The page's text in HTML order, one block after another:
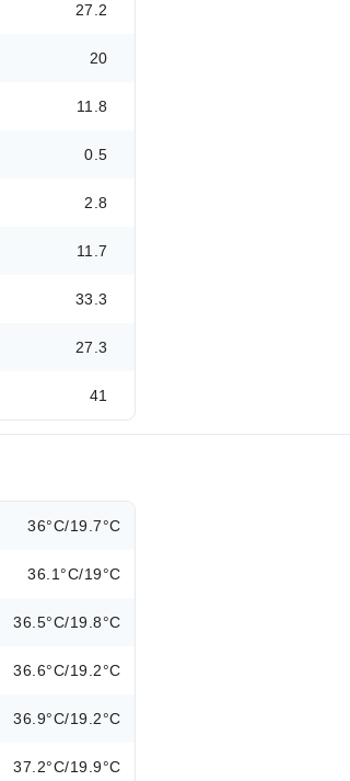
27.2
20
11.8
0.5
2.8
11.7
33.3
27.3
41
36°C/19.7°C
36.1°C/19°C
36.5°C/19.8°C
36.6°C/19.2°C
36.9°C/19.2°C
37.2°C/19.9°C